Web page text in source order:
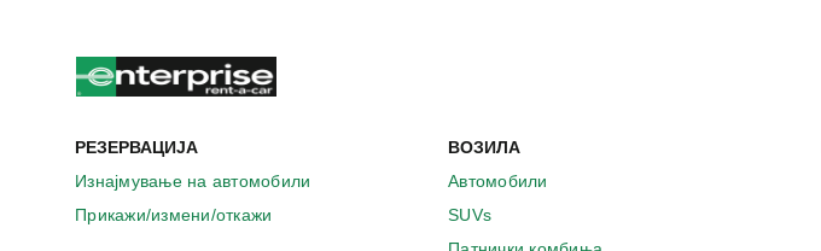
РЕЗЕРВАЦИЈА
Изнајмување на автомобили
Прикажи/измени/откажи
ВОЗИЛА
Автомобили
SUVs